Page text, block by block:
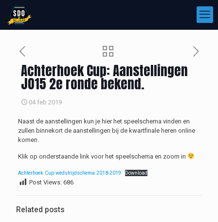
Achterhoek Cup: Aanstellingen
JO15 2e ronde bekend.
04 feb 2019
Naast de aanstellingen kun je hier het speelschema vinden en
zullen binnekort de aanstellingen bij de kwartfinale heren online
komen.
Klik op onderstaande link voor het speelschema en zoom in
Achterhoek Cup wedstrijdschema 2018-2019 Download
Post Views: 686
Related posts